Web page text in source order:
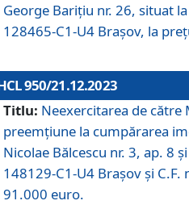
George Barițiu nr. 26, situat
128465-C1-U4 Brașov, la
950/21.12.2023
Titlu: Neexercitarea de
preemțiune la cumpărarea
Nicolae Bălcescu nr. 3, ap. 8
148129-C1-U4 Brașov și
91.000 euro.